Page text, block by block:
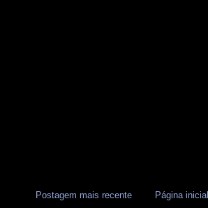
Postagem mais recente Página inicial